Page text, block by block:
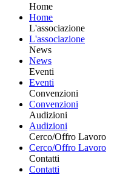
Home
Home
L'associazione
L'associazione
News
News
Eventi
Eventi
Convenzioni
Convenzioni
Audizioni
Audizioni
Cerco/Offro Lavoro
Cerco/Offro Lavoro
Contatti
Contatti